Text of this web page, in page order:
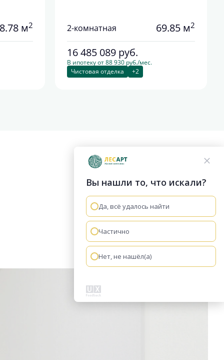
м2 2-комнатная 69.85 м2
16 485 089 руб.
В ипотеку от 88 930 руб./мес.
Чистовая отделка
+2
Вы нашли то, что искали?
Да, всё удалось найти
Частично
Нет, не нашёл(а)